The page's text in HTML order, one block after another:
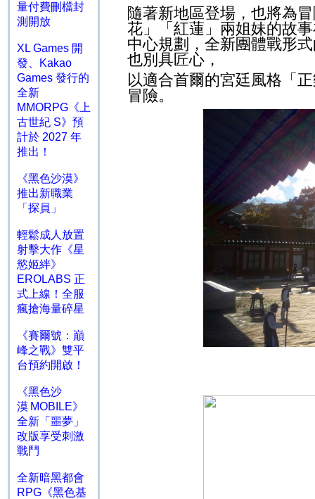
量付費刪檔封
測開放
XL Games 開
發、Kakao
Games 發行的
全新
MMORPG《上
古世紀 S》預
計於 2027 年
推出！
《黑色沙漠》
推出新職業
「探員」
輕鬆成人放置
射擊大作《星
慾姬絆》
EROLABS 正
式上線！全服
瘋搶海量碎星
《賽爾號：巔
峰之戰》雙平
台預約開啟！
《黑色沙
漠 MOBILE》
全新「噩夢」
改版享受刺激
戰鬥
全新暗黑都會
RPG《黑色基
隨著新地區登場，也將為
花」「紅蓮」兩姐妹的故
中心規劃，全新團體戰形
也別具匠心，
以適合首爾的宮廷風格「
冒險。